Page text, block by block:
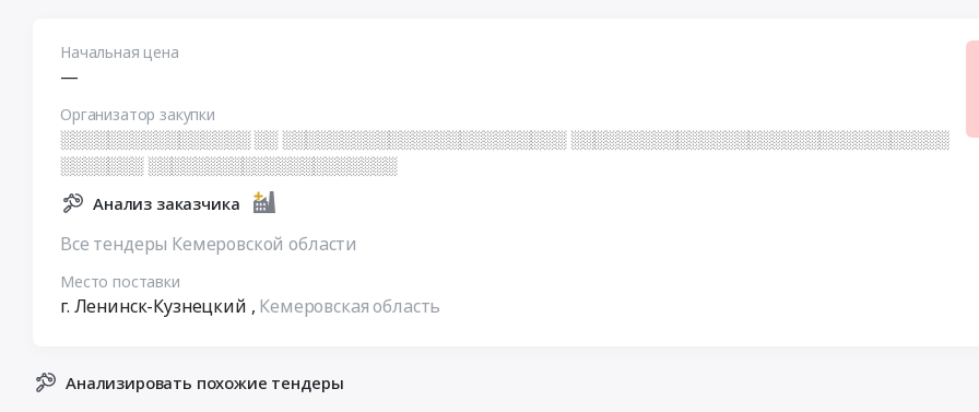
Начальная цена
—
Организатор закупки
░░░░░░░░░░░░░░░░ ░░ ░░░░░░░░░░░░░░░░░░░░░░░░ ░░░░░░░░░░░░░░░░░░░░░░░░░░░░░░░░
░░░░░░░ ░░░░░░░░░░░░░░░░░░░░░
Анализ заказчика
Все тендеры Кемеровской области
Место поставки
г. Ленинск-Кузнецкий , Кемеровская область
Анализировать похожие тендеры